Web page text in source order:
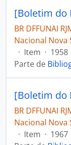
BR DFFUNAI
Nacional Nova
· Item · 1958
Parte de
BR DFFUNAI
Nacional Nova
· Item · 1967